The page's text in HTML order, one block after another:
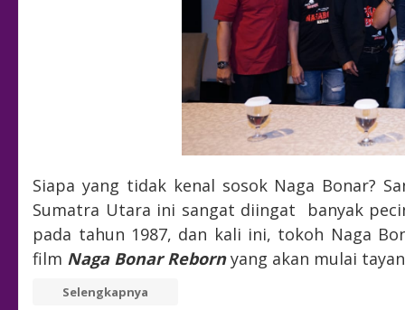
Siapa yang tidak kenal sosok Naga Bonar?
Sumatra Utara ini sangat diingat banyak
pada tahun 1987, dan kali ini, tokoh Naga
film Naga Bonar Rebornyang akan mulai
Selengkapnya